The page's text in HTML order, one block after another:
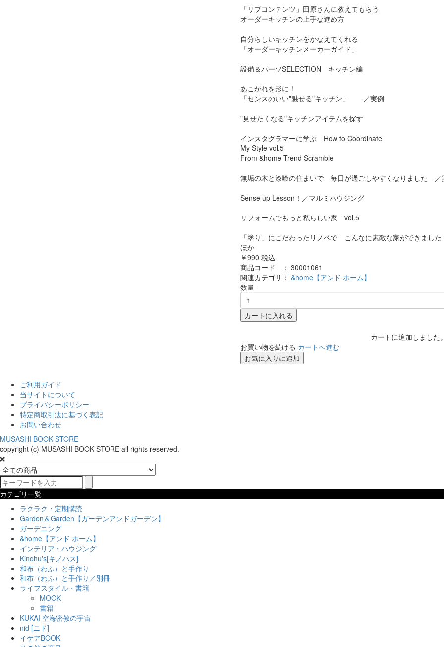
「リブコンテンツ」田原さんに教えてもらう
オーダーキッチンの上手な進め方
自分らしいキッチンをかなえてくれる
「オーダーキッチンメーカーガイド」
設備＆パーツSELECTION キッチン編
あこがれを形に！
「センスのいい"魅せる"キッチン」 ／実例
"見せたくなる"キッチンアイテムを探す
インスタグラマーに学ぶ How to Coordinate
My Style vol.5
From &home Trend Scramble
無垢の木と漆喰の住まいで 毎日が過ごしやすくなりました ／
Sense up Lesson！／マルミハウジング
リフォームでもっと私らしい家 vol.5
「塗り」にこだわったリノベで こんなに素敵な家ができました
ほか
￥990 税込
商品コード ： 30001061
関連カテゴリ： &home【アンド ホーム】
数量
カートに入れる
カートに追加しました
お買い物を続ける カートへ進む
お気に入りに追加
ご利用ガイド
当サイトについて
プライバシーポリシー
特定商取引法に基づく表記
お問い合わせ
MUSASHI BOOK STORE
copyright (c) MUSASHI BOOK STORE all rights reserved.
カテゴリ一覧
ラクラク・定期購読
Garden＆Garden【ガーデンアンドガーデン】
ガーデニング
&home【アンド ホーム】
インテリア・ハウジング
Kinohu's[キノハス]
和布（わふ）と手作り
和布（わふ）と手作り／別冊
ライフスタイル・書籍
MOOK
書籍
KUKAI 空海密教の宇宙
nid [ニド]
イケアBOOK